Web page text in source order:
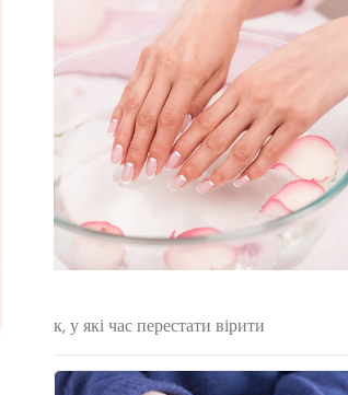
к, у які час перестати вірити